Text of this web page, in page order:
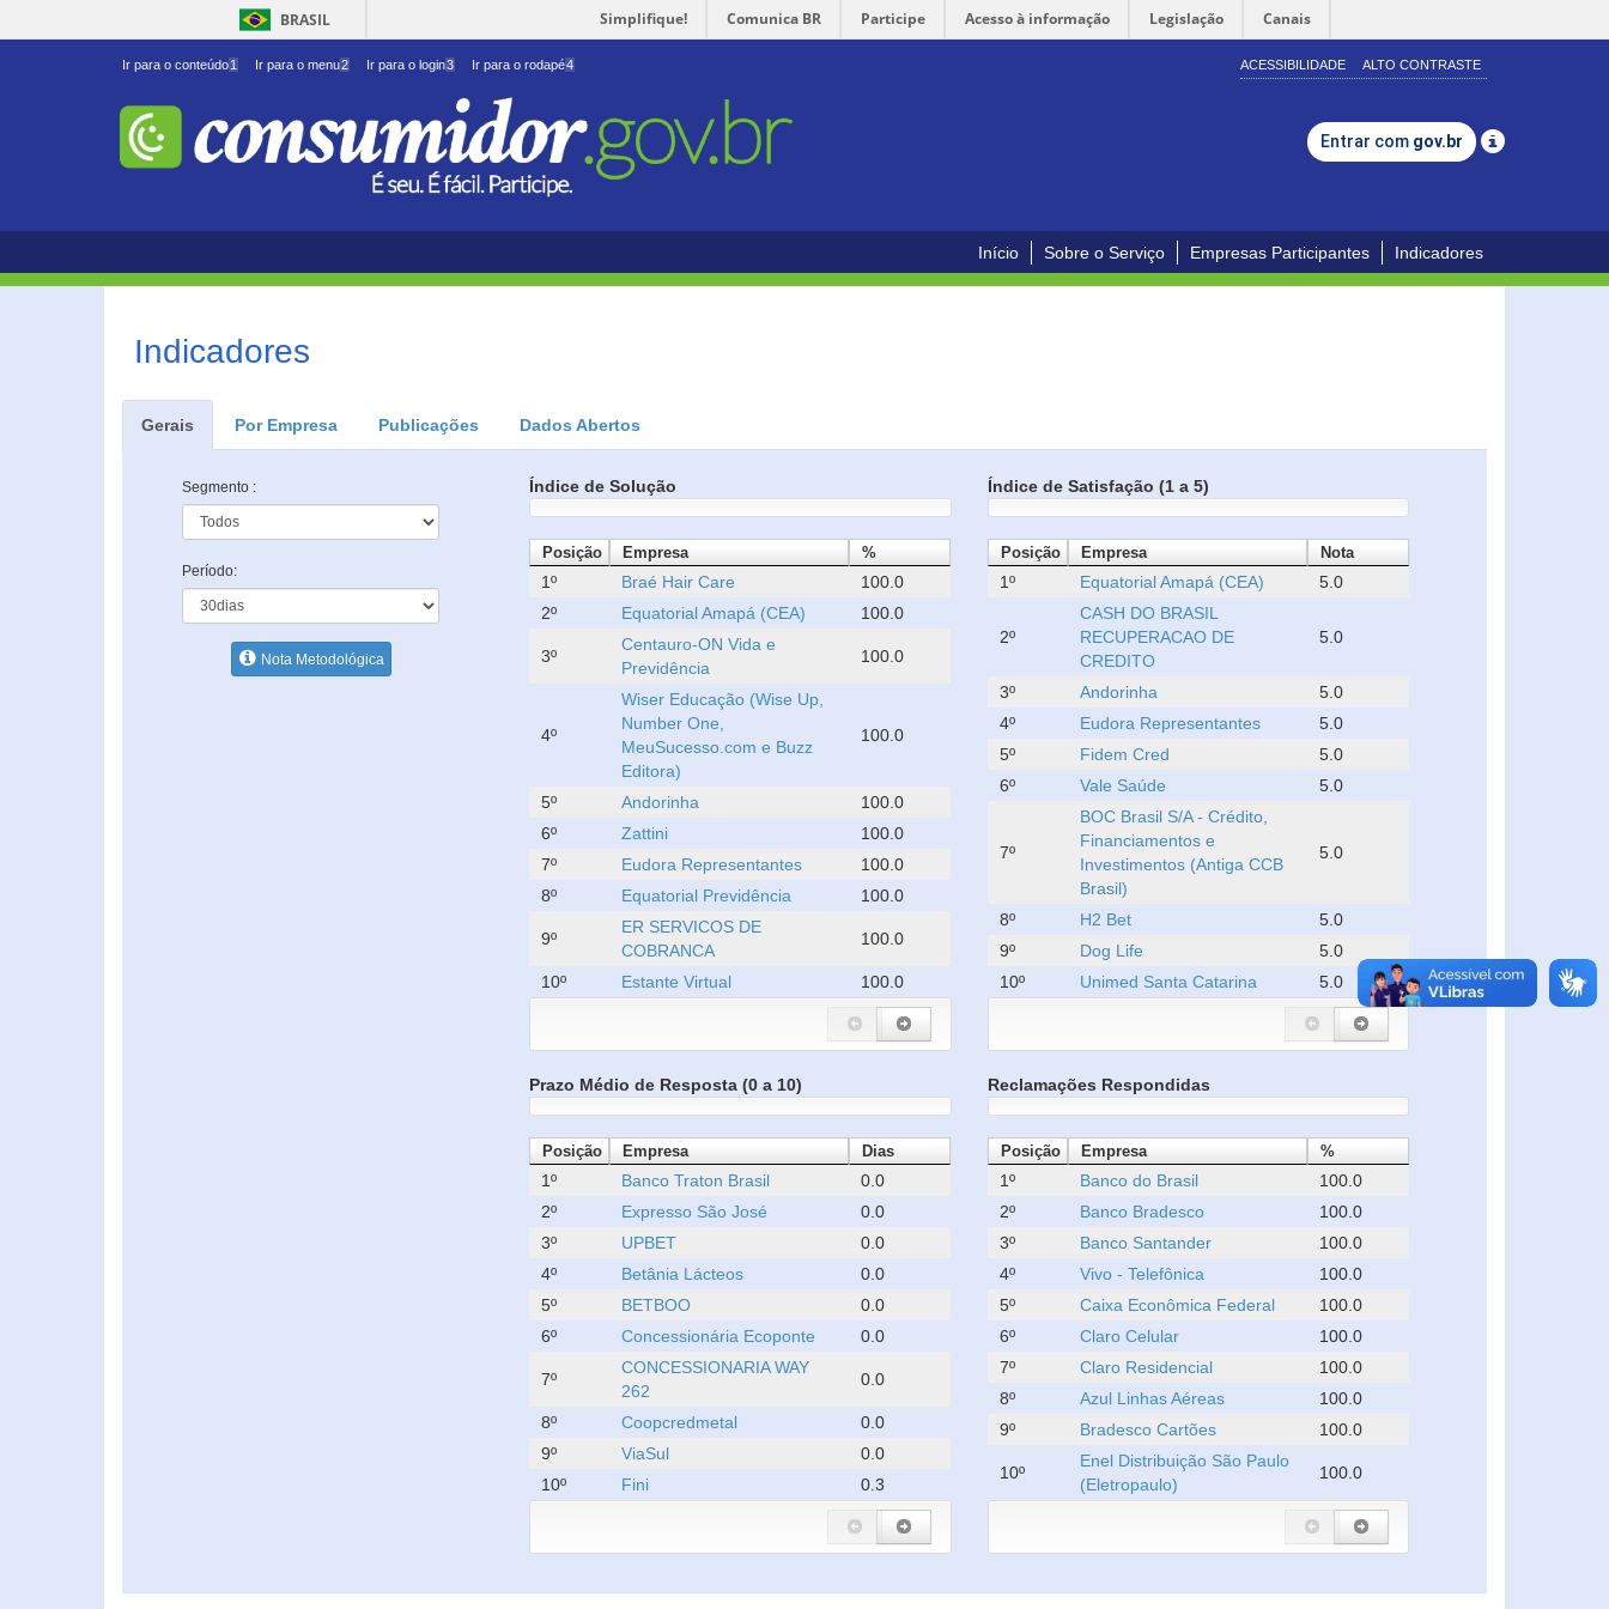
BRASIL Simplifique! Comunica BR Participe Acesso à informação Legislação Canais
Ir para o conteúdo1 Ir para o menu2 Ir para o login3 Ir para o rodapé4 ACESSIBILIDADE ALTO CONTRASTE
Entrar com gov.br
Início Sobre o Serviço Empresas Participantes Indicadores
Indicadores
Gerais Por Empresa Publicações Dados Abertos
Segmento :
Período:
Nota Metodológica
Índice de Solução
Posição Empresa %
1º Braé Hair Care
100.0
2º
Equatorial Amapá (CEA) 100.0
3º
Centauro-ON Vida e
Previdência
100.0
4º
Wiser Educação (Wise Up,
Number One,
MeuSucesso.com e Buzz
Editora)
100.0
5º Andorinha
100.0
6º
Zattini
100.0
7º
Eudora Representantes
100.0
8º
Equatorial Previdência 100.0
9º
ER SERVICOS DE
COBRANCA
100.0
10º Estante Virtual 100.0
Índice de Satisfação (1 a 5)
Posição Empresa Nota
1º Equatorial Amapá (CEA) 5.0
2º
CASH DO BRASIL
RECUPERACAO DE
CREDITO
5.0
3º Andorinha
5.0
4º
Eudora Representantes
5.0
5º
Fidem Cred
5.0
6º
Vale Saúde 5.0
7º
BOC Brasil S/A - Crédito,
Financiamentos e
Investimentos (Antiga CCB
Brasil)
5.0
8º H2 Bet
5.0
9º
Dog Life
5.0
10º
Unimed Santa Catarina 5.0
Prazo Médio de Resposta (0 a 10)
Posição Empresa Dias
1º Banco Traton Brasil
0.0
2º
Expresso São José
0.0
3º
UPBET
0.0
4º
Betânia Lácteos
0.0
5º
BETBOO
0.0
6º
Concessionária Ecoponte 0.0
7º
CONCESSIONARIA WAY
262
0.0
8º Coopcredmetal
0.0
9º
ViaSul
0.0
10º
Fini 0.3
Reclamações Respondidas
Posição Empresa %
1º Banco do Brasil
100.0
2º
Banco Bradesco
100.0
3º
Banco Santander
100.0
4º
Vivo - Telefônica
100.0
5º
Caixa Econômica Federal
100.0
6º
Claro Celular
100.0
7º
Claro Residencial
100.0
8º
Azul Linhas Aéreas
100.0
9º
Bradesco Cartões 100.0
10º
Enel Distribuição São Paulo
(Eletropaulo)
100.0